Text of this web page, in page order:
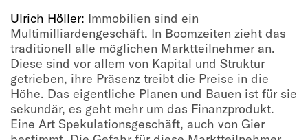
Ulrich Höller: Immobilien sind ein
Multimilliardengeschäft. In Boomzeiten zieht das
traditionell alle möglichen Marktteilnehmer an.
Diese sind vor allem von Kapital und Struktur
getrieben, ihre Präsenz treibt die Preise in die
Höhe. Das eigentliche Planen und Bauen ist für sie
sekundär, es geht mehr um das Finanzprodukt.
Eine Art Spekulationsgeschäft, auch von Gier